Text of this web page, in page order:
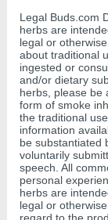
Legal Buds.com
herbs are
legal or
about traditional
ingested or
and/or dietary
herbs, please be
form of smoke
the traditional
information
be substantiated
voluntarily
speech. All
personal
herbs are
legal or